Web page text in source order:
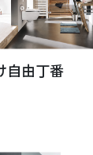
自由丁番